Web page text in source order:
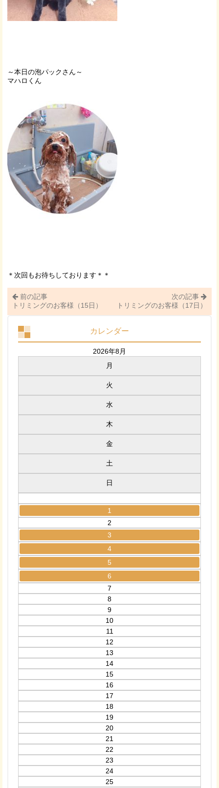
～本日の泡パックさん～
マハロくん
＊次回もお待ちしております＊＊
前の記事
トリミングのお客様（15日）
次の記事
トリミングのお客様（17日）
カレンダー
2026年8月
月
火
水
木
金
土
日
1
2
3
4
5
6
7
8
9
10
11
12
13
14
15
16
17
18
19
20
21
22
23
24
25